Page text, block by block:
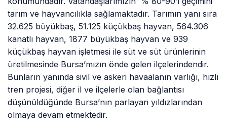
tarım ve hayvancılıkla sağlamaktadır. Tarımın yanı sıra
32.625 büyükbaş, 51.125 küçükbaş hayvan, 564.306
kanatlı hayvan, 1877 büyükbaş hayvan ve 939
küçükbaş hayvan işletmesi ile süt ve süt ürünlerinin
üretilmesinde Bursa’mızın önde gelen ilçelerindendir.
Bunların yanında sivil ve askeri havaalanın varlığı, hızlı
tren projesi, diğer il ve ilçelerle olan bağlantısı
düşünüldüğünde Bursa’nın parlayan yıldızlarından
olmaya devam etmektedir.